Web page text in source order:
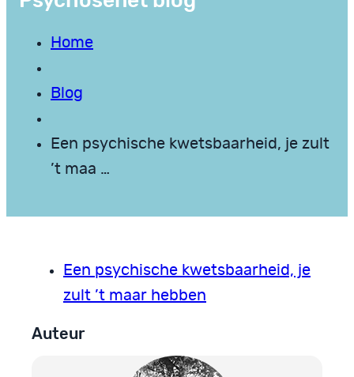
Home
Blog
Een psychische kwetsbaarheid, je zult
’t maa …
Een psychische kwetsbaarheid, je
zult ’t maar hebben
Auteur